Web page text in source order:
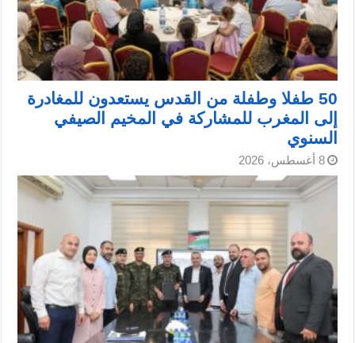
50 طفلا وطفلة من القدس يستعدون للمغادرة
إلى المغرب للمشاركة في المخيم الصيفي
السنوي
8 أغسطس، 2026